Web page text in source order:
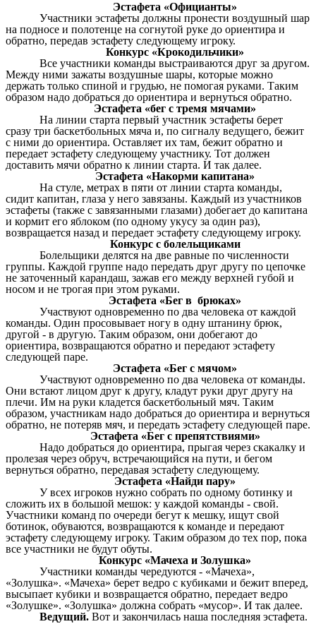
Эстафета «Официанты»
Участники эстафеты должны пронести воздушный шар
на подносе и полотенце на согнутой руке до ориентира и
обратно, передав эстафету следующему игроку.
Конкурс «Крокодильчики»
Все участники команды выстраиваются друг за другом.
Между ними зажаты воздушные шары, которые можно
держать только спиной и грудью, не помогая руками. Таким
образом надо добраться до ориентира и вернуться обратно.
Эстафета «бег с тремя мячами»
На линии старта первый участник эстафеты берет
сразу три баскетбольных мяча и, по сигналу ведущего, бежит
с ними до ориентира. Оставляет их там, бежит обратно и
передает эстафету следующему участнику. Тот должен
доставить мячи обратно к линии старта. И так далее.
Эстафета «Накорми капитана»
На стуле, метрах в пяти от линии старта команды,
сидит капитан, глаза у него завязаны. Каждый из участников
эстафеты (также с завязанными глазами) добегает до капитана
и кормит его яблоком (по одному укусу за один раз),
возвращается назад и передает эстафету следующему игроку.
Конкурс с болельщиками
Болельщики делятся на две равные по численности
группы. Каждой группе надо передать друг другу по цепочке
не заточенный карандаш, зажав его между верхней губой и
носом и не трогая при этом руками.
Эстафета «Бег в брюках»
Участвуют одновременно по два человека от каждой
команды. Один просовывает ногу в одну штанину брюк,
другой - в другую. Таким образом, они добегают до
ориентира, возвращаются обратно и передают эстафету
следующей паре.
Эстафета «Бег с мячом»
Участвуют одновременно по два человека от команды.
Они встают лицом друг к другу, кладут руки друг другу на
плечи. Им на руки кладется баскетбольный мяч. Таким
образом, участникам надо добраться до ориентира и вернуться
обратно, не потеряв мяч, и передать эстафету следующей паре.
Эстафета «Бег с препятствиями»
Надо добраться до ориентира, прыгая через скакалку и
пролезая через обруч, встречающийся на пути, и бегом
вернуться обратно, передавая эстафету следующему.
Эстафета «Найди пару»
У всех игроков нужно собрать по одному ботинку и
сложить их в большой мешок: у каждой команды - свой.
Участники команд по очереди бегут к мешку, ищут свой
ботинок, обуваются, возвращаются к команде и передают
эстафету следующему игроку. Таким образом до тех пор, пока
все участники не будут обуты.
Конкурс «Мачеха и Золушка»
Участники команды чередуются - «Мачеха»,
«Золушка». «Мачеха» берет ведро с кубиками и бежит вперед,
высыпает кубики и возвращается обратно, передает ведро
«Золушке». «Золушка» должна собрать «мусор». И так далее.
Ведущий. Вот и закончилась наша последняя эстафета.